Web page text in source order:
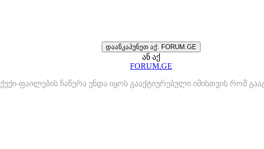
დააწკაპუნეთ აქ: FORUM.GE
ან აქ
FORUM.GE
ქუქი-ფაილების ჩაწერა უნდა იყოს გააქტიურებული იმისთვის რომ